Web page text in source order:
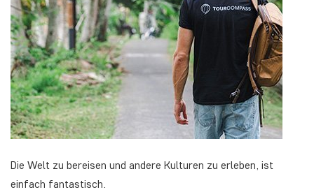
Die Welt zu bereisen und andere Kulturen zu erleben, ist
einfach fantastisch.